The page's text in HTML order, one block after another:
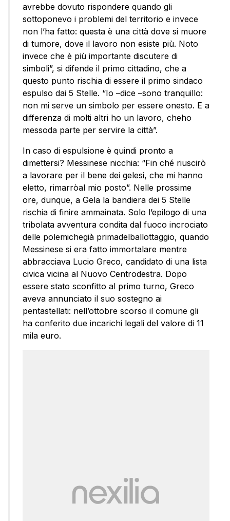
avrebbe dovuto rispondere quando gli
sottoponevo i problemi del territorio e invece
non l’ha fatto: questa è una città dove si muore
di tumore, dove il lavoro non esiste più. Noto
invece che è più importante discutere di
simboli”, si difende il primo cittadino, che a
questo punto rischia di essere il primo sindaco
espulso dai 5 Stelle. “Io –dice –sono tranquillo:
non mi serve un simbolo per essere onesto. E a
differenza di molti altri ho un lavoro, cheho
messoda parte per servire la città”.
In caso di espulsione è quindi pronto a
dimettersi? Messinese nicchia: “Fin ché riuscirò
a lavorare per il bene dei gelesi, che mi hanno
eletto, rimarròal mio posto”. Nelle prossime
ore, dunque, a Gela la bandiera dei 5 Stelle
rischia di finire ammainata. Solo l’epilogo di una
tribolata avventura condita dal fuoco incrociato
delle polemichegià primadelballottaggio, quando
Messinese si era fatto immortalare mentre
abbracciava Lucio Greco, candidato di una lista
civica vicina al Nuovo Centrodestra. Dopo
essere stato sconfitto al primo turno, Greco
aveva annunciato il suo sostegno ai
pentastellati: nell’ottobre scorso il comune gli
ha conferito due incarichi legali del valore di 11
mila euro.